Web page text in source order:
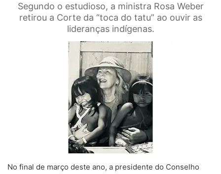
Segundo o estudioso, a ministra Rosa Weber
retirou a Corte da “toca do tatu” ao ouvir as
lideranças indígenas.
No final de março deste ano, a presidente do Conselho